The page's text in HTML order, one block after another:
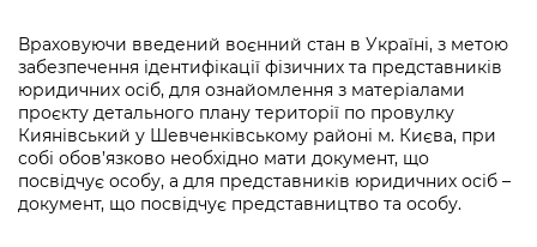
Враховуючи введений воєнний стан в Україні, з метою
забезпечення ідентифікації фізичних та представників
юридичних осіб, для ознайомлення з матеріалами
проєкту детального плану території по провулку
Киянівський у Шевченківському районі м. Києва, при
собі обов’язково необхідно мати документ, що
посвідчує особу, а для представників юридичних осіб –
документ, що посвідчує представництво та особу.